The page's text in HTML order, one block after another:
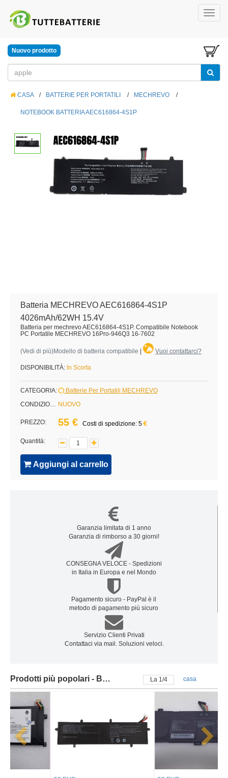
Nuovo prodotto
CASA / BATTERIE PER PORTATILI / MECHREVO /
NOTEBOOK BATTERIA AEC616864-4S1P
Batteria MECHREVO AEC616864-4S1P
4026mAh/62WH 15.4V
Batteria per mechrevo AEC616864-4S1P. Compatibile Notebook
PC Portatile MECHREVO 16Pro-946Q3 16-7602
(Vedi di più)Modello di batteria compatibile Vuoi contattarci?
DISPONIBILITÀ: In Scorta
CATEGORIA:
Batterie Per Portatili MECHREVO
CONDIZIONE: NUOVO
PREZZO: 55 € Costi di spedizione: 5
Quantità:
Aggiungi al carrello
Garanzia limitata di 1 anno
Garanzia di rimborso a 30 giorni!
CONSEGNA VELOCE - Spedizioni
in Italia in Europa e nel Mondo
Pagamento sicuro - PayPal è il
metodo di pagamento più sicuro
Servizio Clienti Privati
Contattaci via mail. Soluzioni veloci.
Prodotti più popolari - Batteria mechrevo La 2/4 casa